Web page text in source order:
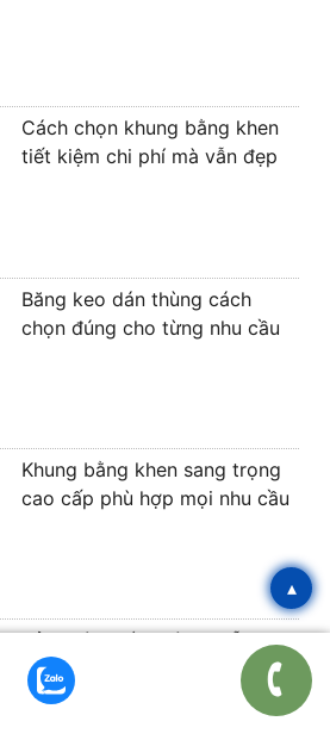
Cách chọn khung bằng khen
tiết kiệm chi phí mà vẫn đẹp
Băng keo dán thùng cách
chọn đúng cho từng nhu cầu
Khung bằng khen sang trọng
cao cấp phù hợp mọi nhu cầu
Bảng kính gắn tường mẫu đẹp
được ưa chuộng năm 2026
▴